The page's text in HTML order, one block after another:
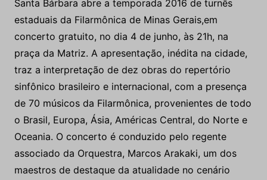
Santa Bárbara abre a temporada 2016 de turnês
estaduais da Filarmônica de Minas Gerais,em
concerto gratuito, no dia 4 de junho, às 21h, na
praça da Matriz. A apresentação, inédita na cidade,
traz a interpretação de dez obras do repertório
sinfônico brasileiro e internacional, com a presença
de 70 músicos da Filarmônica, provenientes de todo
o Brasil, Europa, Ásia, Américas Central, do Norte e
Oceania. O concerto é conduzido pelo regente
associado da Orquestra, Marcos Arakaki, um dos
maestros de destaque da atualidade no cenário